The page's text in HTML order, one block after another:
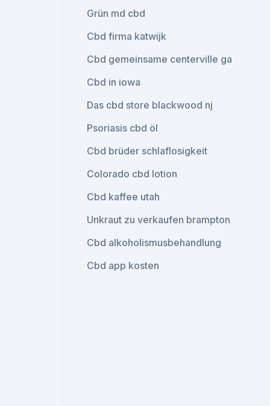
Grün md cbd
Cbd firma katwijk
Cbd gemeinsame centerville ga
Cbd in iowa
Das cbd store blackwood nj
Psoriasis cbd öl
Cbd brüder schlaflosigkeit
Colorado cbd lotion
Cbd kaffee utah
Unkraut zu verkaufen brampton
Cbd alkoholismusbehandlung
Cbd app kosten